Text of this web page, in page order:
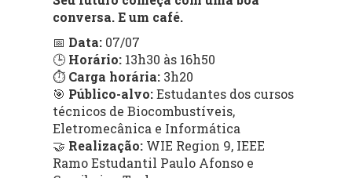
conversa. E um café.
📅 Data: 07/07
🕒 Horário: 13h30 às 16h50
⏱ Carga horária: 3h20
🎯 Público-alvo:Estudantes dos cursos
técnicos de Biocombustíveis,
Eletromecânica e Informática
🤝 Realização: WIE Region 9, IEEE
Ramo Estudantil Paulo Afonso e